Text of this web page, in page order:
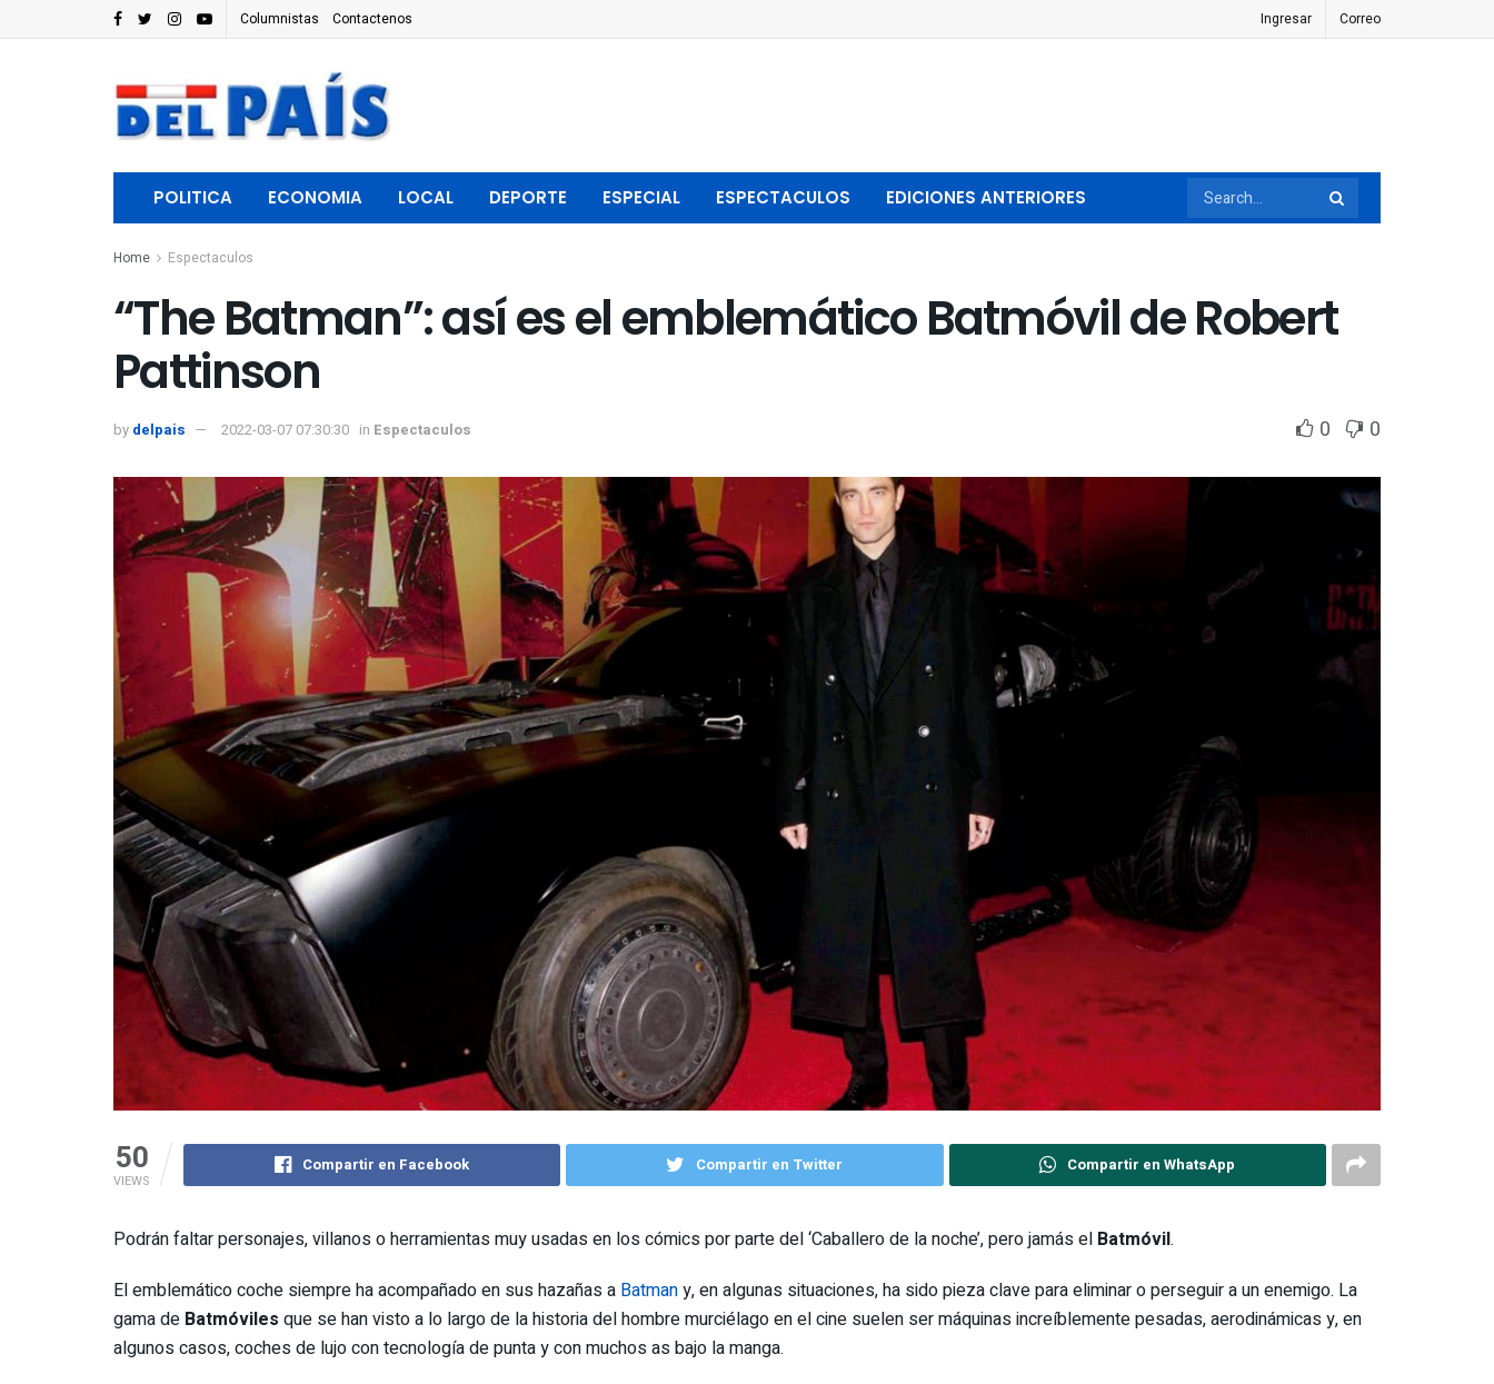
Columnistas Contactenos Ingresar Correo
POLITICA ECONOMIA LOCAL DEPORTE ESPECIAL ESPECTACULOS EDICIONES ANTERIORES
Home Espectaculos
“The Batman”: así es el emblemático Batmóvil de Robert
Pattinson
by delpais 2022-03-07 07:30:30 in Espectaculos 0 0
50
VIEWS
Compartir en Facebook Compartir en Twitter Compartir en WhatsApp
Podrán faltar personajes, villanos o herramientas muy usadas en los cómics por parte del ‘Caballero de la noche’, pero jamás el Batmóvil.
El emblemático coche siempre ha acompañado en sus hazañas a Batmany, en algunas situaciones, ha sido pieza clave para eliminar o perseguir a un enemigo. La
gama de Batmóviles que se han visto a lo largo de la historia del hombre murciélago en el cine suelen ser máquinas increíblemente pesadas, aerodinámicas y, en
algunos casos, coches de lujo con tecnología de punta y con muchos as bajo la manga.